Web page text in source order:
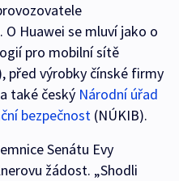
Huawei se mluví jako o
pro mobilní sítě
před výrobky čínské firmy
také český Národní úřad
bezpečnost (NÚKIB).
Senátu Evy
žádost. „Shodli